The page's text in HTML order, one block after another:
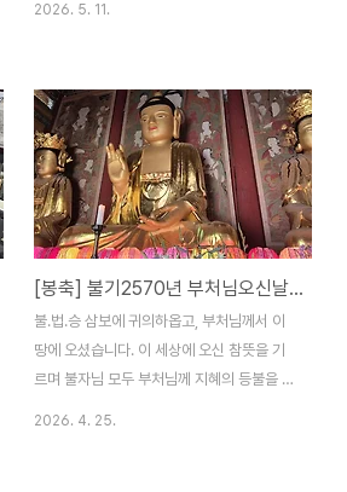
2026. 5. 11.
[봉축] 불기2570년 부처님오신날 연등접수안내
불.법.승 삼보에 귀의하옵고, 부처님께서 이
땅에 오셨습니다. 이 세상에 오신 참뜻을 기
르며 불자님 모두 부처님께 지혜의 등불을 밝
2026. 4. 25.